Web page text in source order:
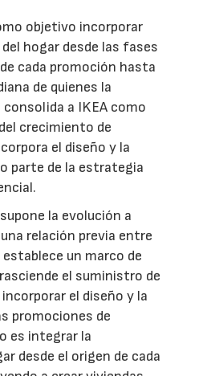
objetivo incorporar
hogar desde las fases
cada promoción hasta
de quienes la
a IKEA como
crecimiento de
el diseño y la
parte de la estrategia
la evolución a
relación previa entre
un marco de
el suministro de
el diseño y la
promociones de
es integrar la
desde el origen de cada